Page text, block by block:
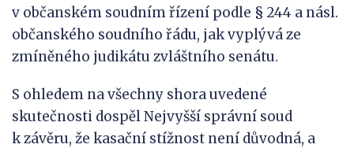
v občanském soudním řízení podle § 244 a násl.
občanského soudního řádu, jak vyplývá ze
zmíněného judikátu zvláštního senátu.
S ohledem na všechny shora uvedené
skutečnosti dospěl Nejvyšší správní soud
k závěru, že kasační stížnost není důvodná, a